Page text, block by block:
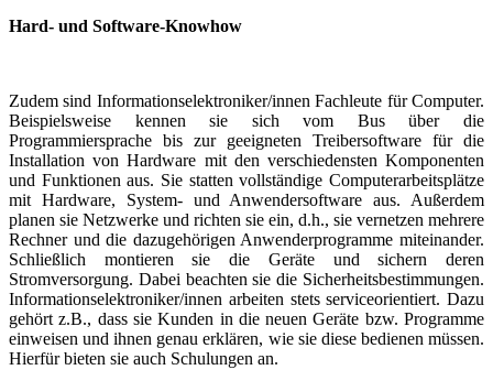
Hard- und Software-Knowhow
Zudem sind Informationselektroniker/innen Fachleute für Computer.
Beispielsweise kennen sie sich vom Bus über die
Programmiersprache bis zur geeigneten Treibersoftware für die
Installation von Hardware mit den verschiedensten Komponenten
und Funktionen aus. Sie statten vollständige Computerarbeitsplätze
mit Hardware, System- und Anwendersoftware aus. Außerdem
planen sie Netzwerke und richten sie ein, d.h., sie vernetzen mehrere
Rechner und die dazugehörigen Anwenderprogramme miteinander.
Schließlich montieren sie die Geräte und sichern deren
Stromversorgung. Dabei beachten sie die Sicherheitsbestimmungen.
Informationselektroniker/innen arbeiten stets serviceorientiert. Dazu
gehört z.B., dass sie Kunden in die neuen Geräte bzw. Programme
einweisen und ihnen genau erklären, wie sie diese bedienen müssen.
Hierfür bieten sie auch Schulungen an.